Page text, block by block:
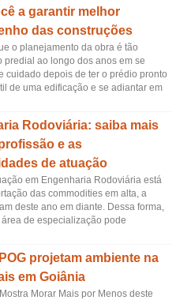
a garantir melhor
das construções
o planejamento da obra é tão
ao longo dos anos em se
cuidado depois de ter o prédio pronto
de uma edificação e se adiantar em
Rodoviária: saiba mais
e as
de atuação
em Engenharia Rodoviária está
das commodities em alta, a
deste ano em diante. Dessa forma,
de especialização pode
projetam ambiente na
em Goiânia
Morar Mais por Menos deste